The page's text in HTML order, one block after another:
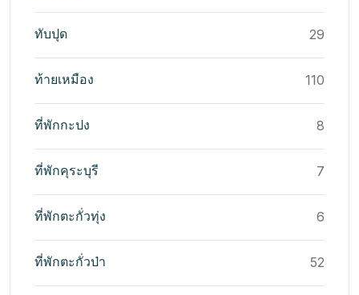
ทับปุด 29
ท้ายเหมือง 110
ที่พักกะปง 8
ที่พักคุระบุรี 7
ที่พักตะกั่วทุ่ง 6
ที่พักตะกั่วป่า 52